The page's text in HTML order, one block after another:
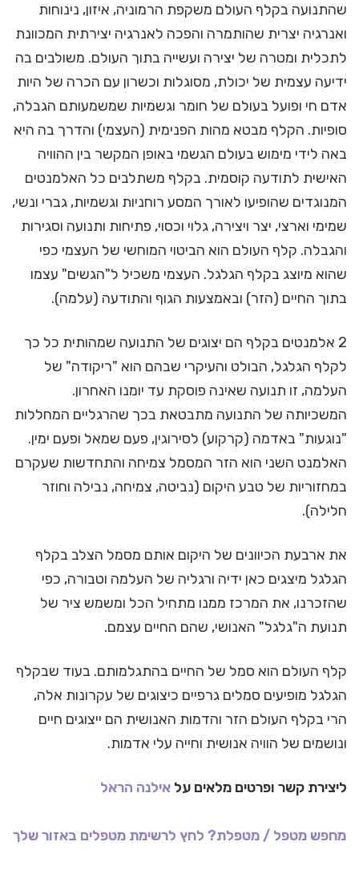
שהתנועה בקלף העולם משקפת הרמוניה, איזון, נינוחות
ואנרגיה יצרית שהותמרה והפכה לאנרגיה יצירתית המכוונת
לתכלית ומטרה של יצירה ועשייה בתוך העולם. משולבים בה
ידיעה עצמית של יכולת, מסוגלות וכשרון עם הכרה של היות
אדם חי ופועל בעולם של חומר וגשמיות שמשמעותם הגבלה,
סופיות. הקלף מבטא מהות הפנימית (העצמי) והדרך בה היא
באה לידי מימוש בעולם הגשמי באופן המקשר בין ההוויה
האישית לתודעה קוסמית. בקלף משתלבים כל האלמנטים
המנוגדים שהופיעו לאורך המסע רוחניות וגשמיות, גברי ונשי,
שמימי וארצי, יצר ויצירה, גלוי וכסוי, פתיחות ותנועה וסגירות
והגבלה. קלף העולם הוא הביטוי המוחשי של העצמי כפי
שהוא מיוצג בקלף הגלגל. העצמי משכיל ל"הגשים" עצמו
בתוך החיים (הזר) ובאמצעות הגוף והתודעה (עלמה).
2 אלמנטים בקלף הם יצוגים של התנועה שמהותית כל כך
לקלף הגלגל, הבולט והעיקרי שבהם הוא "ריקודה" של
העלמה, זו תנועה שאינה פוסקת עד יומנו האחרון.
המשכיותה של התנועה מתבטאת בכך שהרגליים המחללות
"נוגעות" באדמה (קרקוע) לסירוגין, פעם שמאל ופעם ימין.
האלמנט השני הוא הזר המסמל צמיחה והתחדשות שעקרם
במחזוריות של טבע היקום (נביטה, צמיחה, נבילה וחוזר
חלילה).
את ארבעת הכיוונים של היקום אותם מסמל הצלב בקלף
הגלגל מיצגים כאן ידיה ורגליה של העלמה וטבורה, כפי
שהזכרנו, את המרכז ממנו מתחיל הכל ומשמש ציר של
תנועת ה"גלגל" האנושי, שהם החיים עצמם.
קלף העולם הוא סמל של החיים בהתגלמותם. בעוד שבקלף
הגלגל מופיעים סמלים גרפיים כיצוגים של עקרונות אלה,
הרי בקלף העולם הזר והדמות האנושית הם ייצוגים חיים
ונושמים של הוויה אנושית וחייה עלי אדמות.
ליצירת קשר ופרטים מלאים על אילנה הראל
מחפש מטפל / מטפלת? לחץ לרשימת מטפלים באזור שלך